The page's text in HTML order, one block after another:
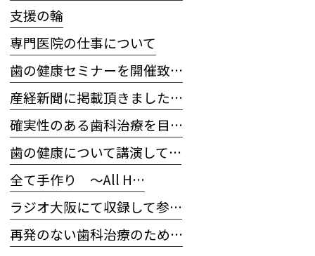
支援の輪
専門医院の仕事について
歯の健康セミナーを開催致…
産経新聞に掲載頂きました…
確実性のある歯科治療を目…
歯の健康について講演して…
全て手作り 〜All H…
ラジオ大阪にて収録して参…
再発のない歯科治療のため…